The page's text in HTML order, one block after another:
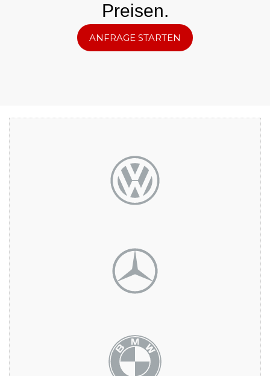
Preisen.
ANFRAGE STARTEN